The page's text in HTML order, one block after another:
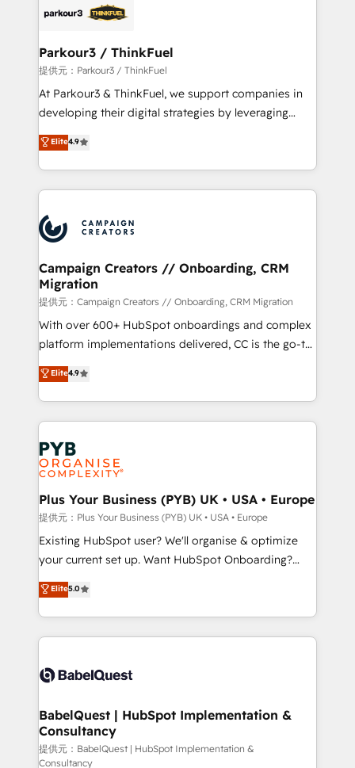
strategies that integrate data-driven marketing,
companies scale faster and smarter. 🔹 BOOMS:
Demand generation for all your buyers With BOOMS,
you invest in 100% of your buyers, accelerating your
growth and positioning yourself as an undisputed
transformation process A methodology designed to
implement HubSpot effectively and optimize your
record of business transformation, our growth-first
approach has helped brands dominate their
Parkour3 / ThinkFuel
提供元：Parkour3 / ThinkFuel
At Parkour3 & ThinkFuel, we support companies in
developing their digital strategies by leveraging
technologies and automating their marketing and
sales processes to generate growth. Our offer spans
from Strategy to Operations. We specialize in CRM
onboarding and implementation, web design, sales
extensive experience working with tech companies
and manufacturers since 2002, we are committed to
empowering our clients and developing their
autonomy. Get to grips with HubSpot through
guided implementation and seamless integration of
the CRM platform into your digital ecosystem. Would
you like support in deploying your inbound
to your needs and sales objectives. With 125+
certifications, we are part of the most certified
services are offered in both English & French.
Elite4.9
Campaign Creators // Onboarding, CRM
Migration
提供元：Campaign Creators // Onboarding, CRM Migration
With over 600+ HubSpot onboardings and complex
platform implementations delivered, CC is the go-to
Elite Solutions Partner for businesses ready to
migrate, replatform, and scale smarter. We specialize
in high-impact CRM and CMS migrations and
onboarding from platforms like Salesforce, NetSuite,
Zoho, Pardot, Marketo, Microsoft Dynamics, Wix,
WordPress and legacy CRMs, turning fragmented
systems into unified, growth-ready HubSpot
architectures that accelerate revenue operations and
performance. - Multi-object CRM migration, cleanup,
and implementation. - Pre-built and custom
integrations across your full tech stack. - Custom
- Dashboards, lifecycle campaigns, and lead
nurturing sequences. - Cross-hub setup across
scalable retainers. Let’s make HubSpot your most
powerful growth engine. Built to convert, scale, and
Elite4.9
Plus Your Business (PYB) UK • USA • Europe
提供元：Plus Your Business (PYB) UK • USA • Europe
Existing HubSpot user? We'll organise & optimize
your current set up. Want HubSpot Onboarding?
We'll customise your CRM & automate your business
processes. Welcome to our Profile! We can help
with... • CRM implementation, reports & workflows,
and team training • CRM migration: Salesforce,
Custom API integrations & ERP systems inc. SAP and
super skilled members) • 150+ Clients for Sales Hub,
Marketing Hub, Service Hub, Data Hub and Website
(CMS) • ISO/IEC 27001:2022, ISO 9001:2015 and
Elite5.0
BabelQuest | HubSpot Implementation &
Consultancy
提供元：BabelQuest | HubSpot Implementation &
Consultancy